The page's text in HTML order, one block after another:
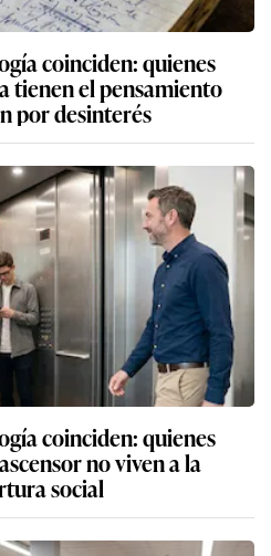
coinciden: quienes
tienen el pensamiento
por desinterés
coinciden: quienes
no viven a la
social